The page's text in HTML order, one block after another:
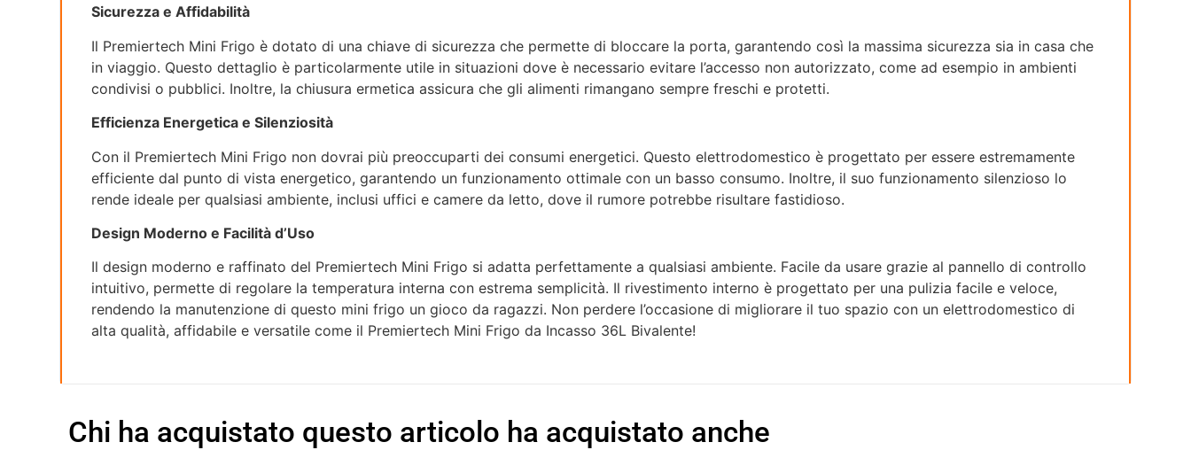
Sicurezza e Affidabilità
Il Premiertech Mini Frigo è dotato di una chiave di sicurezza che permette di bloccare la porta, garantendo così la massima sicurezza sia in casa che
in viaggio. Questo dettaglio è particolarmente utile in situazioni dove è necessario evitare l’accesso non autorizzato, come ad esempio in ambienti
condivisi o pubblici. Inoltre, la chiusura ermetica assicura che gli alimenti rimangano sempre freschi e protetti.
Efficienza Energetica e Silenziosità
Con il Premiertech Mini Frigo non dovrai più preoccuparti dei consumi energetici. Questo elettrodomestico è progettato per essere estremamente
efficiente dal punto di vista energetico, garantendo un funzionamento ottimale con un basso consumo. Inoltre, il suo funzionamento silenzioso lo
rende ideale per qualsiasi ambiente, inclusi uffici e camere da letto, dove il rumore potrebbe risultare fastidioso.
Design Moderno e Facilità d’Uso
Il design moderno e raffinato del Premiertech Mini Frigo si adatta perfettamente a qualsiasi ambiente. Facile da usare grazie al pannello di controllo
intuitivo, permette di regolare la temperatura interna con estrema semplicità. Il rivestimento interno è progettato per una pulizia facile e veloce,
rendendo la manutenzione di questo mini frigo un gioco da ragazzi. Non perdere l’occasione di migliorare il tuo spazio con un elettrodomestico di
alta qualità, affidabile e versatile come il Premiertech Mini Frigo da Incasso 36L Bivalente!
Chi ha acquistato questo articolo ha acquistato anche